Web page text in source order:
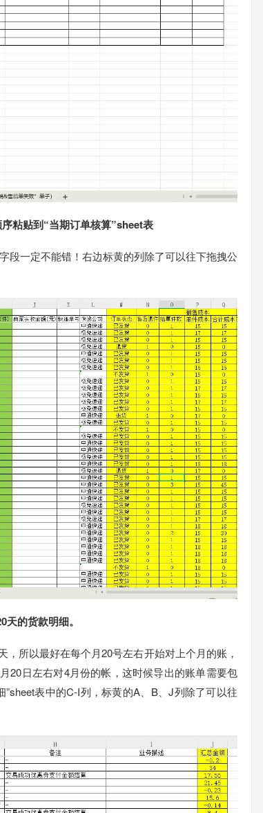
粘贴到“当期订单核算”sheet表
段一定不能错！右边标黄的列除了可以往下拖拽公
的货款明细。
所以最好在每个月20号左右开始对上个月的账，
20日左右对4月份的帐，这时候导出的账单需要包
表中的C-I列，标黄的A、B、J列除了可以往